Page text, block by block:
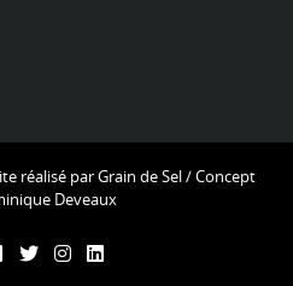
réalisé parGrain de Sel/ Concept
Deveaux